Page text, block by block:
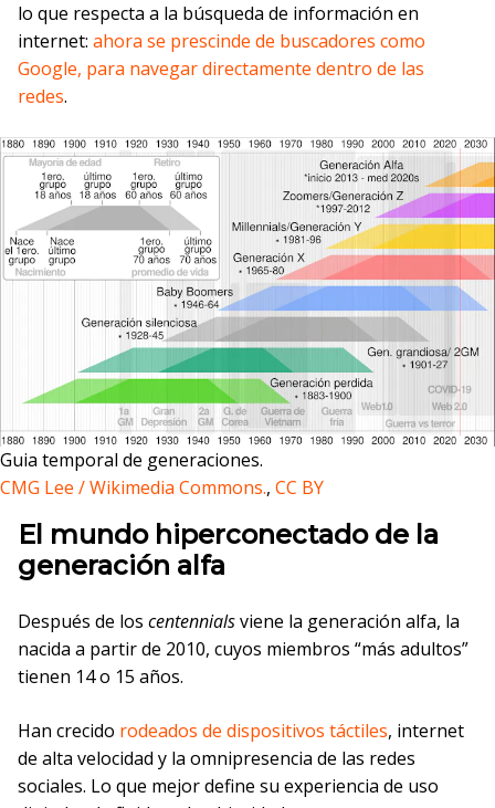
lo que respecta a la búsqueda de información en
internet: ahora se prescinde de buscadores como
Google, para navegar directamente dentro de las
redes.
Guia temporal de generaciones.
CMG Lee / Wikimedia Commons., CC BY
El mundo hiperconectado de la
generación alfa
Después de los centennialsviene la generación alfa, la
nacida a partir de 2010, cuyos miembros “más adultos”
tienen 14 o 15 años.
Han crecido rodeados de dispositivos táctiles, internet
de alta velocidad y la omnipresencia de las redes
sociales. Lo que mejor define su experiencia de uso